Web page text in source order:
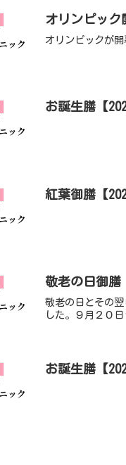
オリンピック
オリンピックが
お誕生膳【
紅葉御膳【
敬老の日御膳
敬老の日とその
した。９月２０
お誕生膳【